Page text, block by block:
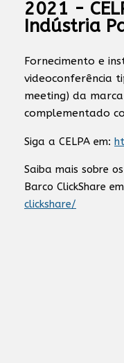
2021 -
Indústria
Fornecimento e
videoconferência
meeting) da
complementado
Siga a CELPA em:
Saiba mais sobre
Barco ClickShare em
clickshare/